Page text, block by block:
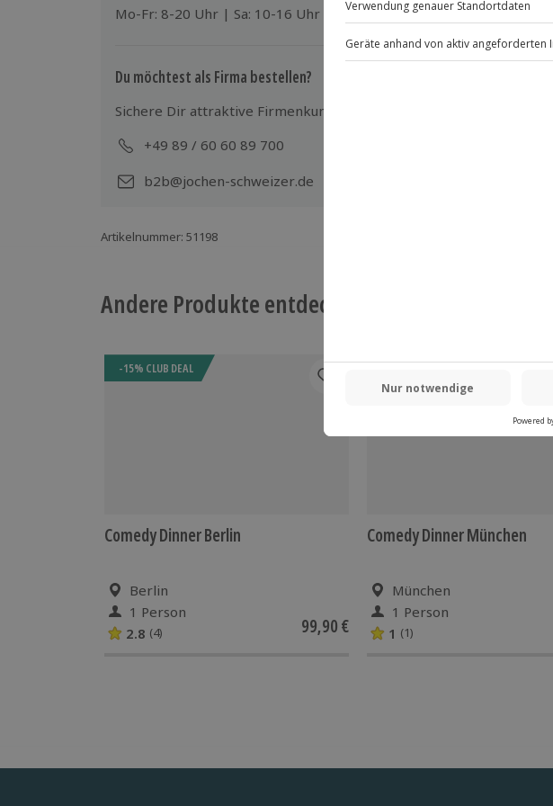
Spezifische Gerichte (vegetarisch, vegan) auf Anfrage möglich
Kleiderordnung: dem Anlass entsprechend
Mo-Fr: 8-20 Uhr | Sa: 10-16 Uhr
Du möchtest als Firma bestellen?
Sichere Dir attraktive Firmenkunden Vorteile.
+49 89 / 60 60 89 700
b2b@jochen-schweizer.de
Artikelnummer: 51198
Andere Produkte entdecken
-15% CLUB DEAL
Comedy Dinner Berlin
Berlin
1 Person
2.8 (4) 99,90 €
-15% CLUB DEAL
Comedy Dinner München
München
1 Person
1 (1)